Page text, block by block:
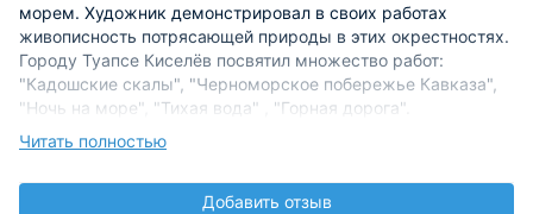
морем. Художник демонстрировал в своих работах
живописность потрясающей природы в этих окрестностях.
Городу Туапсе Киселёв посвятил множество работ:
"Кадошские скалы", "Черноморское побережье Кавказа",
"Ночь на море", "Тихая вода" , "Горная дорога".
На протяжении своей жизни Александр Александрович
сотворил примерно 800 картин. Его шедевры
располагаются в Русском музее, в Третьяковской галерее,
Читать полностью
Добавить отзыв